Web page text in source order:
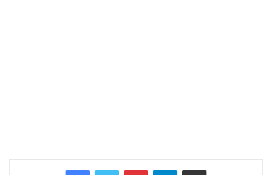
PinterestTelegramShare via Email